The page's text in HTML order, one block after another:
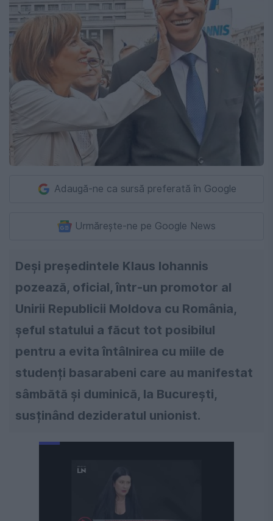
Adaugă-ne ca sursă preferată în Google
Urmărește-ne pe Google News
Deși președintele Klaus Iohannis
pozează, oficial, într-un promotor al
Unirii Republicii Moldova cu România,
șeful statului a făcut tot posibilul
pentru a evita întâlnirea cu miile de
studenți basarabeni care au manifestat
sâmbătă și duminică, la București,
susținând dezideratul unionist.